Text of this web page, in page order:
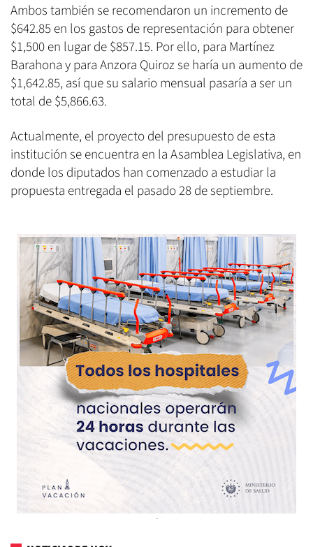
Ambos también se recomendaron un incremento de
$642.85 en los gastos de representación para obtener
$1,500 en lugar de $857.15. Por ello, para Martínez
Barahona y para Anzora Quiroz se haría un aumento de
$1,642.85, así que su salario mensual pasaría a ser un
total de $5,866.63.
Actualmente, el proyecto del presupuesto de esta
institución se encuentra en la Asamblea Legislativa, en
donde los diputados han comenzado a estudiar la
propuesta entregada el pasado 28 de septiembre.